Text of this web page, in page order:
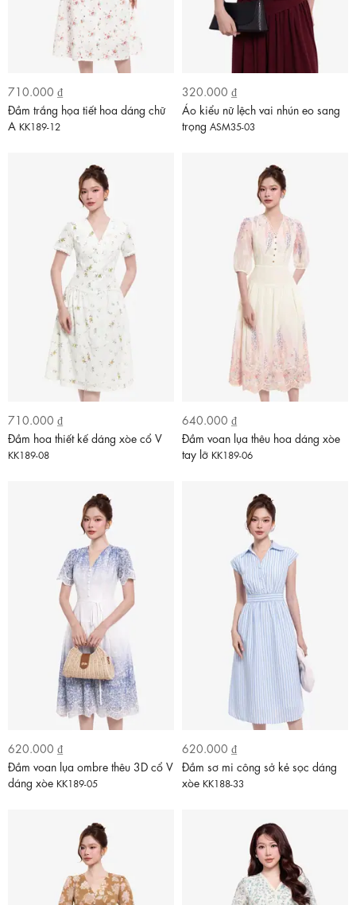
710.000 ₫
Đầm trắng họa tiết hoa dáng chữ
A KK189-12
320.000 ₫
Áo kiểu nữ lệch vai nhún eo sang
trọng ASM35-03
710.000 ₫
Đầm hoa thiết kế dáng xòe cổ V
KK189-08
640.000 ₫
Đầm voan lụa thêu hoa dáng xòe
tay lỡ KK189-06
620.000 ₫
Đầm voan lụa ombre thêu 3D cổ V
dáng xòe KK189-05
620.000 ₫
Đầm sơ mi công sở kẻ sọc dáng
xòe KK188-33